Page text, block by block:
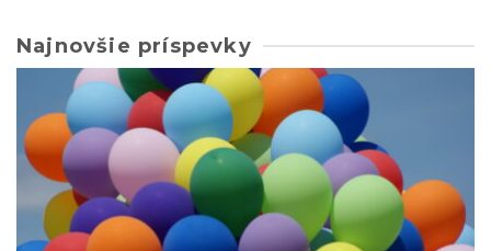
Najnovšie príspevky